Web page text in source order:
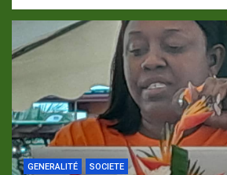
GENERALITÉ SOCIETE